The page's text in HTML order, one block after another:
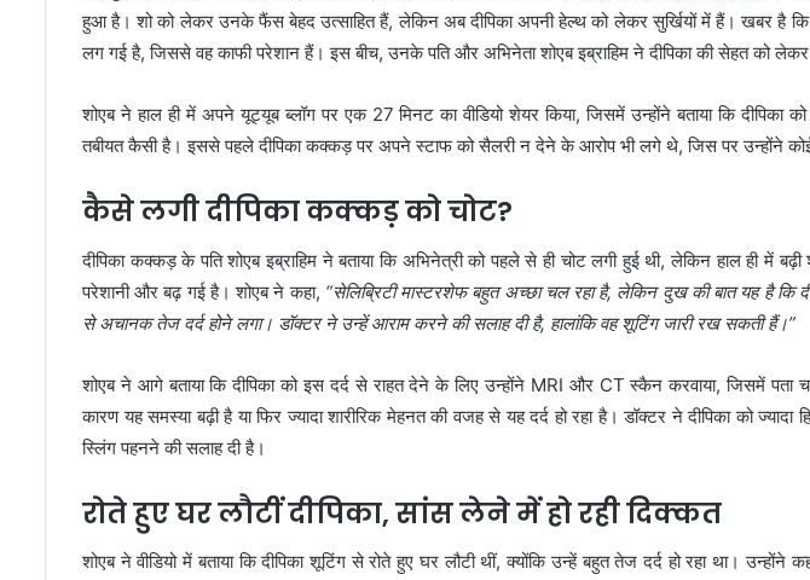
हुआ है। शो को लेकर उनके फैंस बेहद उत्साहित हैं, लेकिन अब दीपिका अपनी हेल्थ को लेकर सुर्खियों में हैं। खबर है कि
लग गई है, जिससे वह काफी परेशान हैं। इस बीच, उनके पति और अभिनेता शोएब इब्राहिम ने दीपिका की सेहत को लेकर
शोएब ने हाल ही में अपने यूट्यूब ब्लॉग पर एक 27 मिनट का वीडियो शेयर किया, जिसमें उन्होंने बताया कि
तबीयत कैसी है। इससे पहले दीपिका कक्कड़ पर अपने स्टाफ को सैलरी न देने के आरोप भी लगे थे, जिस पर उन्होंने कोई
कैसे लगी दीपिका कक्कड़ को चोट?
दीपिका कक्कड़ के पति शोएब इब्राहिम ने बताया कि अभिनेत्री को पहले से ही चोट लगी हुई थी, लेकिन हाल ही में बढ़ी
परेशानी और बढ़ गई है। शोएब ने कहा, “सेलिब्रिटी मास्टरशेफ बहुत अच्छा चल रहा है, लेकिन दुख की बात यह है कि
से अचानक तेज दर्द होने लगा। डॉक्टर ने उन्हें आराम करने की सलाह दी है, हालांकि वह शूटिंग जारी रख सकती हैं।”
शोएब ने आगे बताया कि दीपिका को इस दर्द से राहत देने के लिए उन्होंने MRI और CT स्कैन करवाया, जिसमें पता
कारण यह समस्या बढ़ी है या फिर ज्यादा शारीरिक मेहनत की वजह से यह दर्द हो रहा है। डॉक्टर ने दीपिका को
स्लिंग पहनने की सलाह दी है।
रोते हुए घर लौटीं दीपिका, सांस लेने में हो रही दिक्कत
शोएब ने वीडियो में बताया कि दीपिका शूटिंग से रोते हुए घर लौटी थीं, क्योंकि उन्हें बहुत तेज दर्द हो रहा था। उन्होंने